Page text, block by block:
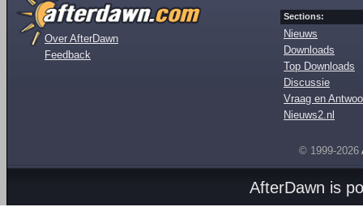
Over AfterDawn
Feedback
Sections:
Nieuws
Downloads
Top Downloads
Discussie
Vraag en
Nieuws2.nl
© 1999-2026
AfterDawn is